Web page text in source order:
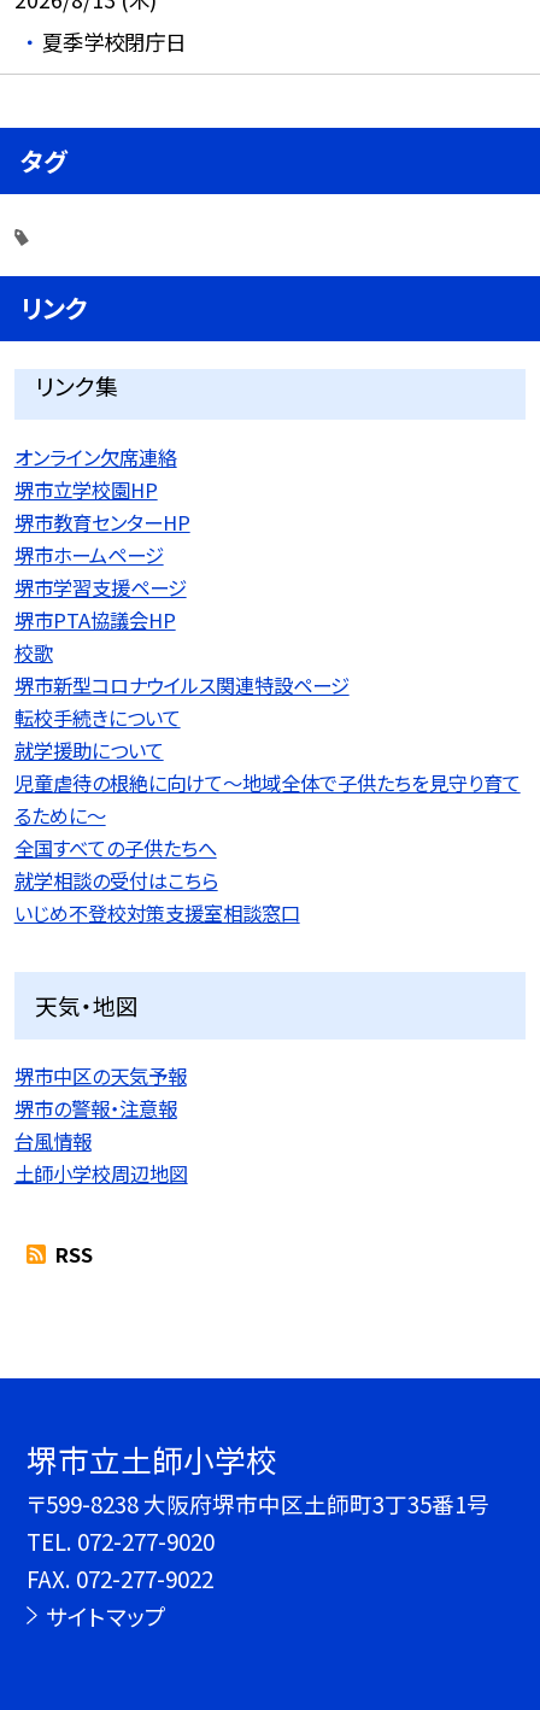
夏季学校閉庁日
タグ
リンク
リンク集
オンライン欠席連絡
堺市立学校園HP
堺市教育センターHP
堺市ホームページ
堺市学習支援ページ
堺市PTA協議会HP
校歌
堺市新型コロナウイルス関連特設ページ
転校手続きについて
就学援助について
児童虐待の根絶に向けて〜地域全体で子供たちを見守り育て
るために〜
全国すべての子供たちへ
就学相談の受付はこちら
いじめ不登校対策支援室相談窓口
天気・地図
堺市中区の天気予報
堺市の警報・注意報
台風情報
土師小学校周辺地図
RSS
堺市立土師小学校
〒599-8238 大阪府堺市中区土師町3丁35番1号
TEL. 072-277-9020
FAX. 072-277-9022
サイトマップ